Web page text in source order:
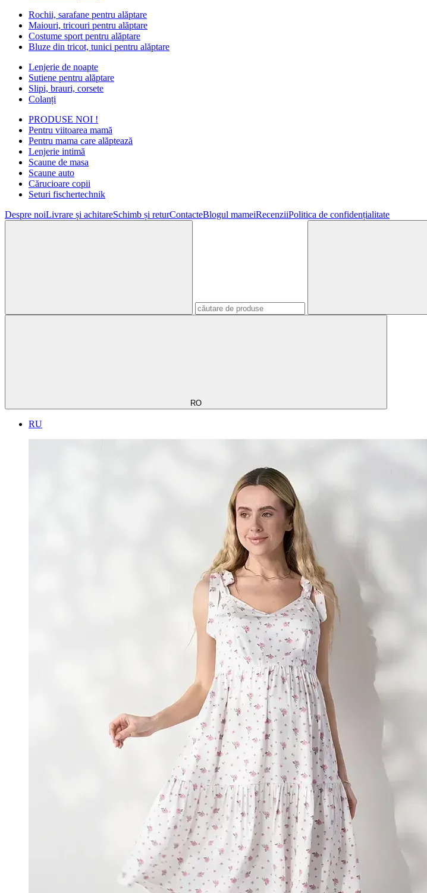
Rochii, sarafane pentru alăptare
Maiouri, tricouri pentru alăptare
Costume sport pentru alăptare
Bluze din tricot, tunici pentru alăptare
Lenjerie de noapte
Sutiene pentru alăptare
Slipi, brauri, corsete
Colanți
PRODUSE NOI !
Pentru viitoarea mamă
Pentru mama care alăptează
Lenjerie intimă
Scaune de masa
Scaune auto
Cărucioare copii
Seturi fischertechnik
Despre noiLivrare și achitareSchimb și returContacteBlogul mameiRecenziiPolitica de confidențialitate
RO
RU